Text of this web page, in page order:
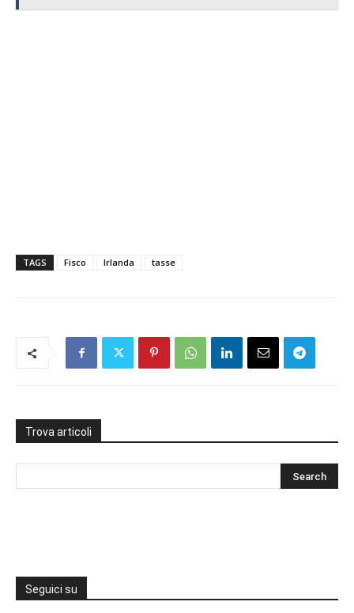
TAGS Fisco Irlanda tasse
Trova articoli
Seguici su